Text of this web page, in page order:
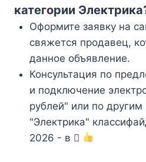
категории
Оформите заявку на
свяжется продавец,
данное объявление.
Консультация по
и подключение
рублей" или по другим
"Электрика"
2026 - в